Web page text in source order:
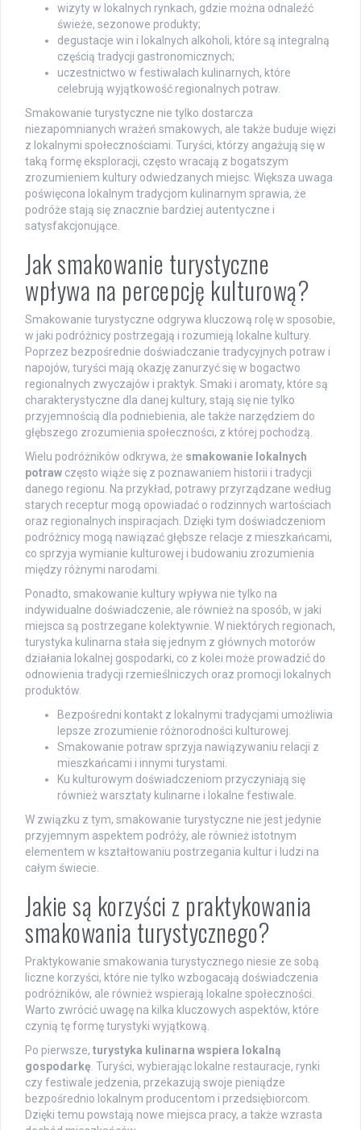
wizyty w lokalnych rynkach, gdzie można odnaleźć
świeże, sezonowe produkty;
degustacje win i lokalnych alkoholi, które są integralną
częścią tradycji gastronomicznych;
uczestnictwo w festiwalach kulinarnych, które
celebrują wyjątkowość regionalnych potraw.
Smakowanie turystyczne nie tylko dostarcza
niezapomnianych wrażeń smakowych, ale także buduje więzi
z lokalnymi społecznościami. Turyści, którzy angażują się w
taką formę eksploracji, często wracają z bogatszym
zrozumieniem kultury odwiedzanych miejsc. Większa uwaga
poświęcona lokalnym tradycjom kulinarnym sprawia, że
podróże stają się znacznie bardziej autentyczne i
satysfakcjonujące.
Jak smakowanie turystyczne
wpływa na percepcję kulturową?
Smakowanie turystyczne odgrywa kluczową rolę w sposobie,
w jaki podróżnicy postrzegają i rozumieją lokalne kultury.
Poprzez bezpośrednie doświadczanie tradycyjnych potraw i
napojów, turyści mają okazję zanurzyć się w bogactwo
regionalnych zwyczajów i praktyk. Smaki i aromaty, które są
charakterystyczne dla danej kultury, stają się nie tylko
przyjemnością dla podniebienia, ale także narzędziem do
głębszego zrozumienia społeczności, z której pochodzą.
Wielu podróżników odkrywa, że smakowanie lokalnych
potraw często wiąże się z poznawaniem historii i tradycji
danego regionu. Na przykład, potrawy przyrządzane według
starych receptur mogą opowiadać o rodzinnych wartościach
oraz regionalnych inspiracjach. Dzięki tym doświadczeniom
podróżnicy mogą nawiązać głębsze relacje z mieszkańcami,
co sprzyja wymianie kulturowej i budowaniu zrozumienia
między różnymi narodami.
Ponadto, smakowanie kultury wpływa nie tylko na
indywidualne doświadczenie, ale również na sposób, w jaki
miejsca są postrzegane kolektywnie. W niektórych regionach,
turystyka kulinarna stała się jednym z głównych motorów
działania lokalnej gospodarki, co z kolei może prowadzić do
odnowienia tradycji rzemieślniczych oraz promocji lokalnych
produktów.
Bezpośredni kontakt z lokalnymi tradycjami umożliwia
lepsze zrozumienie różnorodności kulturowej.
Smakowanie potraw sprzyja nawiązywaniu relacji z
mieszkańcami i innymi turystami.
Ku kulturowym doświadczeniom przyczyniają się
również warsztaty kulinarne i lokalne festiwale.
W związku z tym, smakowanie turystyczne nie jest jedynie
przyjemnym aspektem podróży, ale również istotnym
elementem w kształtowaniu postrzegania kultur i ludzi na
całym świecie.
Jakie są korzyści z praktykowania
smakowania turystycznego?
Praktykowanie smakowania turystycznego niesie ze sobą
liczne korzyści, które nie tylko wzbogacają doświadczenia
podróżników, ale również wspierają lokalne społeczności.
Warto zwrócić uwagę na kilka kluczowych aspektów, które
czynią tę formę turystyki wyjątkową.
Po pierwsze, turystyka kulinarna wspiera lokalną
gospodarkę. Turyści, wybierając lokalne restauracje, rynki
czy festiwale jedzenia, przekazują swoje pieniądze
bezpośrednio lokalnym producentom i przedsiębiorcom.
Dzięki temu powstają nowe miejsca pracy, a także wzrasta